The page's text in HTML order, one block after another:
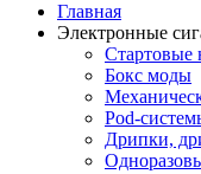
Главная
Электронные
Стартовые
Бокс моды
Pod-
Дрипки,